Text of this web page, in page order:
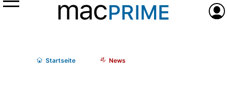
Menü
Startseite News